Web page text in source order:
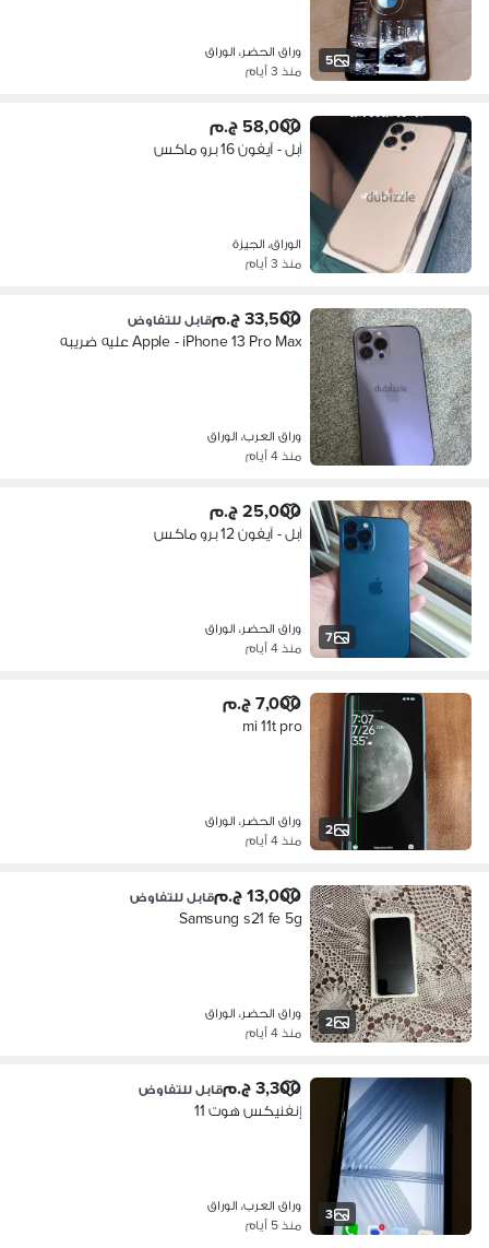
5
وراق الحضر، الوراق
منذ 3 أيام
58,000 ج.م
آبل - آيفون 16 برو ماكس
الوراق، الجيزة
منذ 3 أيام
33,500 ج.م قابل للتفاوض
Apple - iPhone 13 Pro Max عليه ضريبه
وراق العرب، الوراق
منذ 4 أيام
7
25,000 ج.م
آبل - آيفون 12 برو ماكس
وراق الحضر، الوراق
منذ 4 أيام
2
7,000 ج.م
mi 11t pro
وراق الحضر، الوراق
منذ 4 أيام
2
13,000 ج.م قابل للتفاوض
Samsung s21 fe 5g
وراق الحضر، الوراق
منذ 4 أيام
3
3,300 ج.م قابل للتفاوض
إنفنيكس هوت 11
وراق العرب، الوراق
منذ 5 أيام